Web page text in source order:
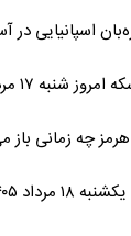
اسپانیایی
۱۷ مرداد ۱۴۰۵
چه زمانی باز